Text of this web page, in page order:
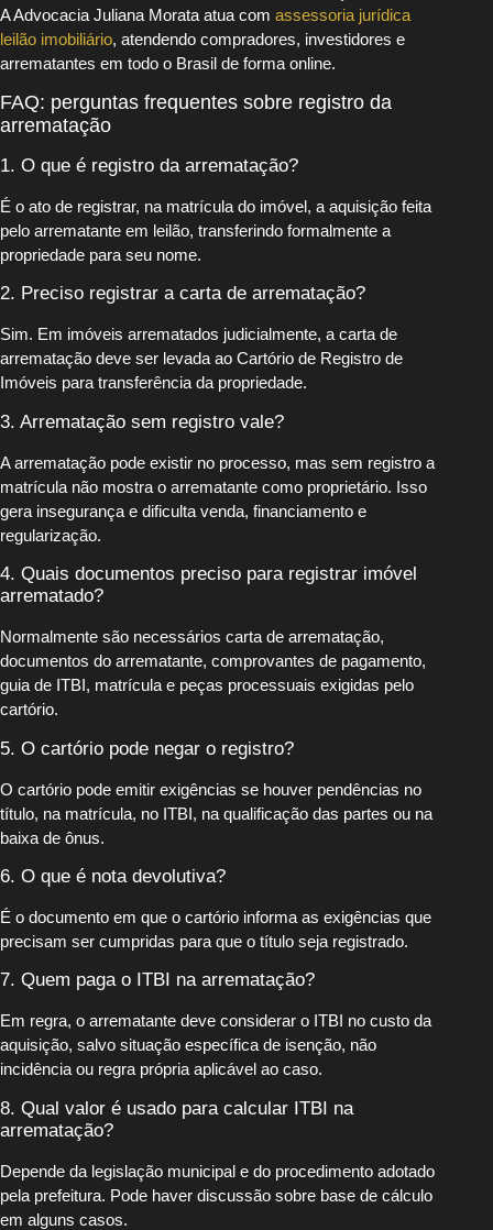
A Advocacia Juliana Morata atua com assessoria jurídica
leilão imobiliário, atendendo compradores, investidores e
arrematantes em todo o Brasil de forma online.
FAQ: perguntas frequentes sobre registro da
arrematação
1. O que é registro da arrematação?
É o ato de registrar, na matrícula do imóvel, a aquisição feita
pelo arrematante em leilão, transferindo formalmente a
propriedade para seu nome.
2. Preciso registrar a carta de arrematação?
Sim. Em imóveis arrematados judicialmente, a carta de
arrematação deve ser levada ao Cartório de Registro de
Imóveis para transferência da propriedade.
3. Arrematação sem registro vale?
A arrematação pode existir no processo, mas sem registro a
matrícula não mostra o arrematante como proprietário. Isso
gera insegurança e dificulta venda, financiamento e
regularização.
4. Quais documentos preciso para registrar imóvel
arrematado?
Normalmente são necessários carta de arrematação,
documentos do arrematante, comprovantes de pagamento,
guia de ITBI, matrícula e peças processuais exigidas pelo
cartório.
5. O cartório pode negar o registro?
O cartório pode emitir exigências se houver pendências no
título, na matrícula, no ITBI, na qualificação das partes ou na
baixa de ônus.
6. O que é nota devolutiva?
É o documento em que o cartório informa as exigências que
precisam ser cumpridas para que o título seja registrado.
7. Quem paga o ITBI na arrematação?
Em regra, o arrematante deve considerar o ITBI no custo da
aquisição, salvo situação específica de isenção, não
incidência ou regra própria aplicável ao caso.
8. Qual valor é usado para calcular ITBI na
arrematação?
Depende da legislação municipal e do procedimento adotado
pela prefeitura. Pode haver discussão sobre base de cálculo
em alguns casos.